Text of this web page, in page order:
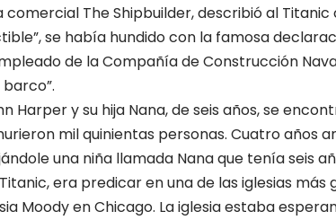
comercial The Shipbuilder, describió al
se había hundido con la famosa
de la Compañía de Construcción
Harper y su hija Nana, de seis años, se
mil quinientas personas. Cuatro años
una niña llamada Nana que tenía seis
era predicar en una de las iglesias más
Moody en Chicago. La iglesia estaba